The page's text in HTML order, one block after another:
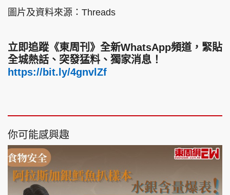
圖片及資料來源：Threads
立即追蹤《東周刊》全新WhatsApp頻道，緊貼
全城熱話、突發猛料、獨家消息！
https://bit.ly/4gnvlZf
你可能感興趣